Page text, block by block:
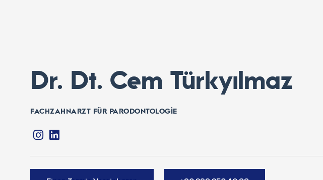
Dr. Dt. Cem Türkyılmaz
FACHZAHNARZT FÜR PARODONTOLOGIE